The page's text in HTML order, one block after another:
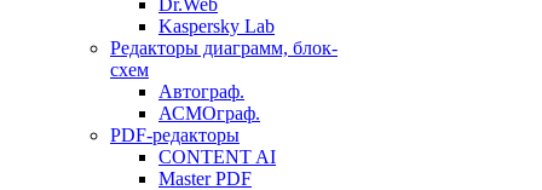
Dr.Web
Kaspersky Lab
Редакторы диаграмм, блок-
схем
Автограф.
АСМОграф.
PDF-редакторы
CONTENT AI
Master PDF